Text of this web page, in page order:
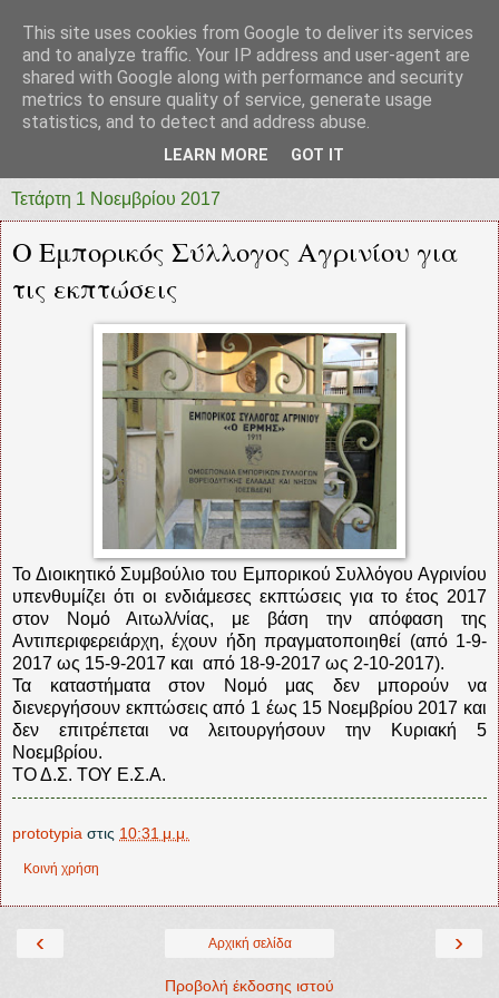
prototypia
"ΠΡΩΤΟΤΥΠΙΑ" * ΑΝΕΞΑΡΤΗΤΗ-ΗΛΕΚΤΡΟΝΙΚΗ-
Τετάρτη 1 Νοεμβρίου 2017
Ο Εμπορικός Σύλλογος Αγρινίου για
τις εκπτώσεις
Το Διοικητικό Συμβούλιο του Εμπορικού Συλλόγου Αγρινίου
υπενθυμίζει ότι οι ενδιάμεσες εκπτώσεις για το έτος 2017
στον Νομό Αιτωλ/νίας, με βάση την απόφαση της
Αντιπεριφερειάρχη, έχουν ήδη πραγματοποιηθεί (από 1-9-
2017 ως 15-9-2017 και από 18-9-2017 ως 2-10-2017).
Τα καταστήματα στον Νομό μας δεν μπορούν να
διενεργήσουν εκπτώσεις από 1 έως 15 Νοεμβρίου 2017 και
δεν επιτρέπεται να λειτουργήσουν την Κυριακή 5
Νοεμβρίου.
ΤΟ Δ.Σ. ΤΟΥ Ε.Σ.Α.
prototypia στις 10:31 μ.μ.
Κοινή χρήση
‹ ›
Αρχική σελίδα
Προβολή έκδοσης ιστού
This site uses cookies from Google to deliver its services
and to analyze traffic. Your IP address and user-agent are
shared with Google along with performance and security
metrics to ensure quality of service, generate usage
statistics, and to detect and address abuse.
LEARN MORE GOT IT